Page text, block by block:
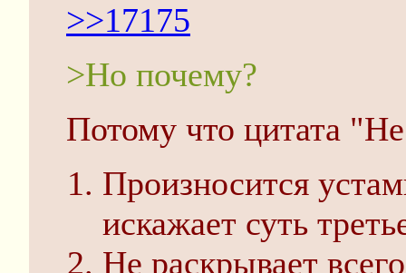
>>17175
>Но почему?
Потому что цитата
Произносится
искажает суть
Не раскрывает